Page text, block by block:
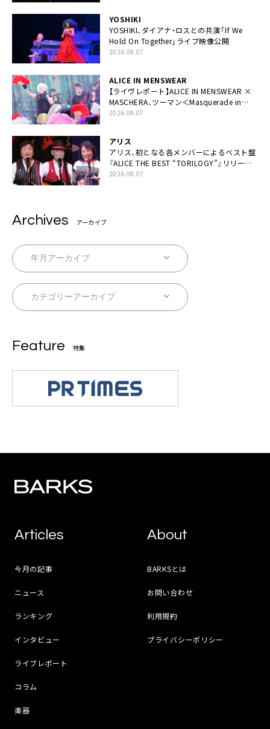
YOSHIKI
YOSHIKI、ダイアナ・ロスとの共演「If We
Hold On Together」ライブ映像公開
2026.08.07
ALICE IN MENSWEAR
【ライヴレポート】ALICE IN MENSWEAR ×
MASCHERA、ツーマン＜Masquerade in
Wonderland＞に一夜限り豪華共演と14年
2026.08.07
アリス
アリス、初となる各メンバーによるベスト盤
『ALICE THE BEST “TORILOGY”』リリース
決定
2026.08.07
Archives アーカイブ
Feature 特集
Articles
今月の記事
ニュース
ランキング
インタビュー
ライブレポート
コラム
楽器
About
BARKSとは
お問い合わせ
利用規約
プライバシーポリシー